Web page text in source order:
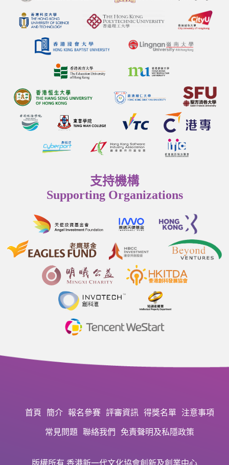
支持機構
Supporting Organizations
首頁 簡介 報名參賽 評審資訊 得獎名單 注意事項
常見問題 聯絡我們 免責聲明及私隱政策
版權所有 香港新一代文化協會創新及創業中心